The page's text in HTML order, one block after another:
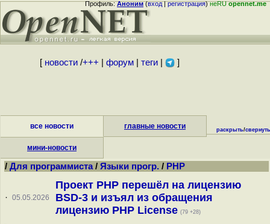
Профиль:Аноним(вход|регистрация)неRUopennet.me
[ новости/+++ форум| теги| ]
все новости главные новости
мини-новости
раскрыть/свернуть
/ Для программиста/ Языки прогр. / PHP
· 05.05.2026
Проект PHP перешёл на лицензию
BSD-3 и изъял из обращения
лицензию PHP License (79 +28)